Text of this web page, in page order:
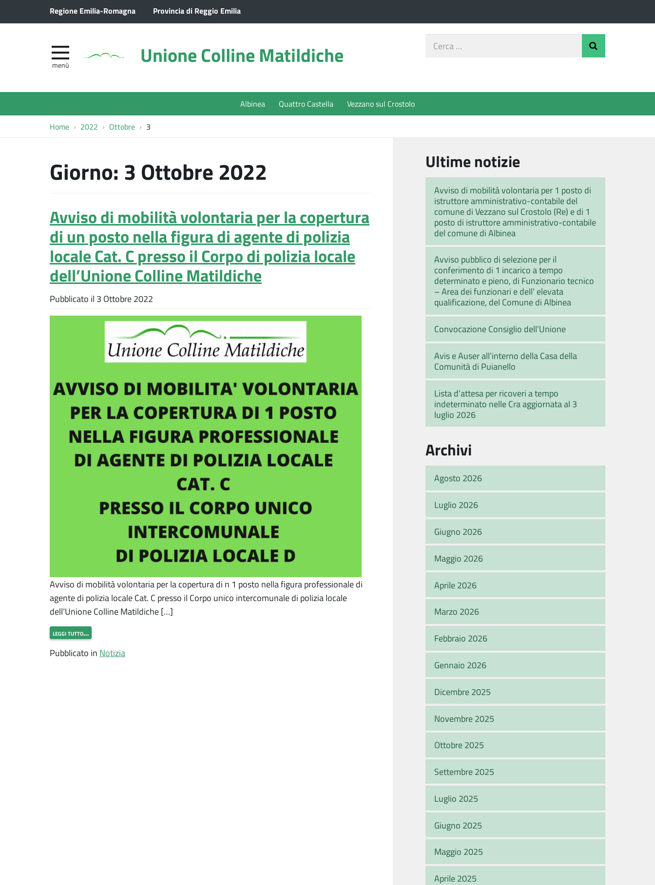
Regione Emilia-Romagna Provincia di Reggio Emilia
Unione Colline Matildiche
menù
Cerca
Albinea Quattro Castella Vezzano sul Crostolo
Home 2022 Ottobre 3
Giorno: 3 Ottobre 2022
Avviso di mobilità volontaria per la copertura
di un posto nella figura di agente di polizia
locale Cat. C presso il Corpo di polizia locale
dell’Unione Colline Matildiche
Pubblicato il 3 Ottobre 2022
Avviso di mobilità volontaria per la copertura di n 1 posto nella figura professionale di
agente di polizia locale Cat. C presso il Corpo unico intercomunale di polizia locale
dell’Unione Colline Matildiche […]
leggi tutto…
Pubblicato in Notizia
Ultime notizie
Avviso di mobilità volontaria per 1 posto di
istruttore amministrativo-contabile del
comune di Vezzano sul Crostolo (Re) e di 1
posto di istruttore amministrativo-contabile
del comune di Albinea
Avviso pubblico di selezione per il
conferimento di 1 incarico a tempo
determinato e pieno, di Funzionario tecnico
– Area dei funzionari e dell’ elevata
qualificazione, del Comune di Albinea
Convocazione Consiglio dell’Unione
Avis e Auser all’interno della Casa della
Comunità di Puianello
Lista d’attesa per ricoveri a tempo
indeterminato nelle Cra aggiornata al 3
luglio 2026
Archivi
Agosto 2026
Luglio 2026
Giugno 2026
Maggio 2026
Aprile 2026
Marzo 2026
Febbraio 2026
Gennaio 2026
Dicembre 2025
Novembre 2025
Ottobre 2025
Settembre 2025
Luglio 2025
Giugno 2025
Maggio 2025
Aprile 2025